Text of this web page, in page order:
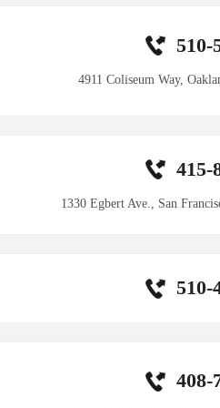
510-
4911 Coliseum Way,
415-
1330 Egbert Ave., San
510-
408-